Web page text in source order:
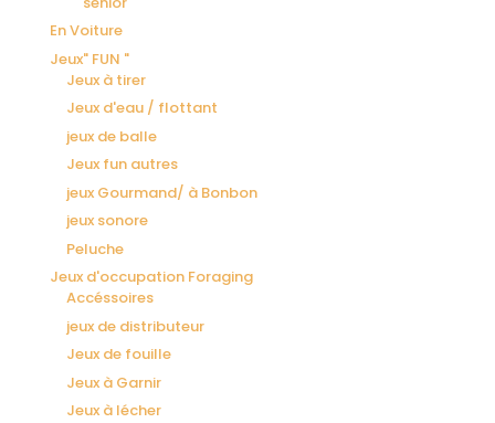
En Voiture
Jeux" FUN "
Jeux à tirer
Jeux d'eau / flottant
jeux de balle
Jeux fun autres
jeux Gourmand/ à Bonbon
jeux sonore
Peluche
Jeux d'occupation Foraging
Accéssoires
jeux de distributeur
Jeux de fouille
Jeux à Garnir
Jeux à lécher